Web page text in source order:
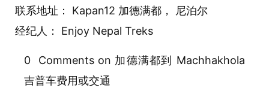
联系地址： Kapan12 加德满都， 尼泊尔
经纪人： Enjoy Nepal Treks
0 Comments on 加德满都到 Machhakhola
吉普车费用或交通